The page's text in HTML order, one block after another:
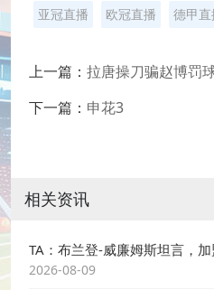
亚冠直播
欧冠直播 德甲直
上一篇： 拉唐操刀骗赵博罚
下一篇： 申花3
相关资讯
TA：布兰登-威廉姆斯坦言，
2026-08-09